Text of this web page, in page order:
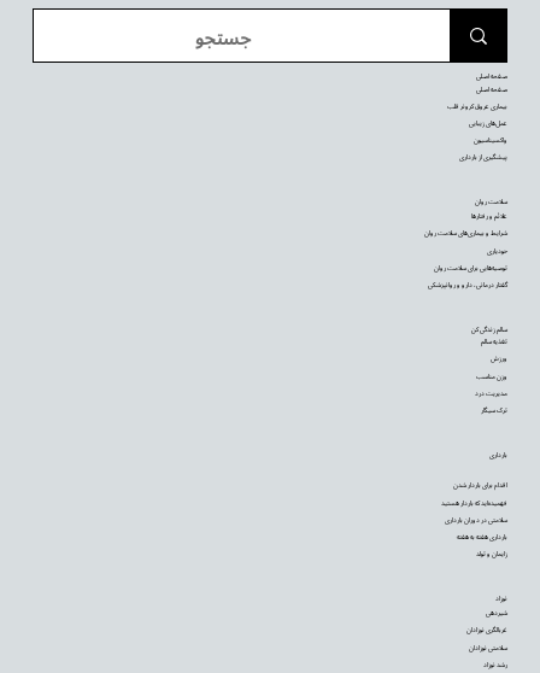
نوزاد
شیردهی
غربالگری نوزادان
سلامتی نوزادان
رشد نوزاد
بارداری
اقدام برای باردار شدن
فهمیده‌اید که باردار هستید
سلامتی در دوران بارداری
بارداری هفته به هفته
زایمان و تولد
سالم زندگی کن
تغذیه سالم
ورزش
وزن مناسب
مدیریت درد
ترک سیگار
سلامت روان
علائم و رفتارها
شرایط و بیماری‌های سلامت روان
خودیاری
توصیه‌‌هایی برای سلامت روان
گفتار درمانی، دارو و روانپزشکی
صفحه اصلی
صفحه اصلی
بیماری عروق کرونر قلب
عمل‌های زیبایی
واکسیناسیون
پیشگیری از بارداری